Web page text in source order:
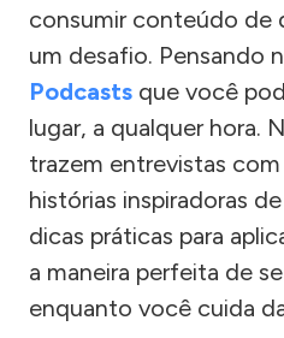
consumir conteúdo de
um desafio. Pensando
Podcasts que você
lugar, a qualquer hora.
trazem entrevistas com
histórias inspiradoras
dicas práticas para
a maneira perfeita de
enquanto você cuida